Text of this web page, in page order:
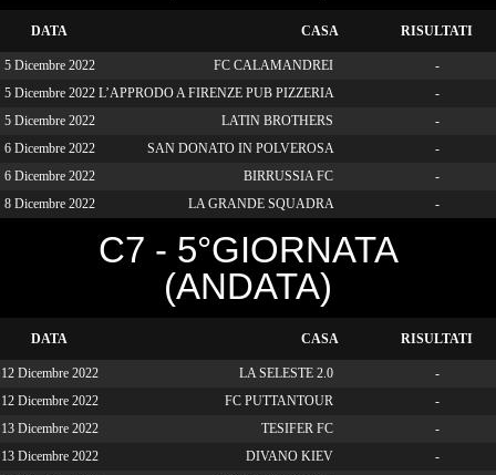
DATA CASA RISULTATI
5 Dicembre 2022 FC CALAMANDREI
-
5 Dicembre 2022 L’APPRODO A FIRENZE PUB PIZZERIA
-
5 Dicembre 2022
LATIN BROTHERS
-
6 Dicembre 2022
SAN DONATO IN POLVEROSA
-
6 Dicembre 2022
BIRRUSSIA FC
-
8 Dicembre 2022
LA GRANDE SQUADRA -
C7 - 5°GIORNATA
(ANDATA)
DATA CASA RISULTATI
12 Dicembre 2022 LA SELESTE 2.0
-
12 Dicembre 2022
FC PUTTANTOUR
-
13 Dicembre 2022
TESIFER FC
-
13 Dicembre 2022
DIVANO KIEV
-